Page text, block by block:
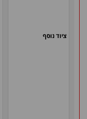
ציוד נוסף